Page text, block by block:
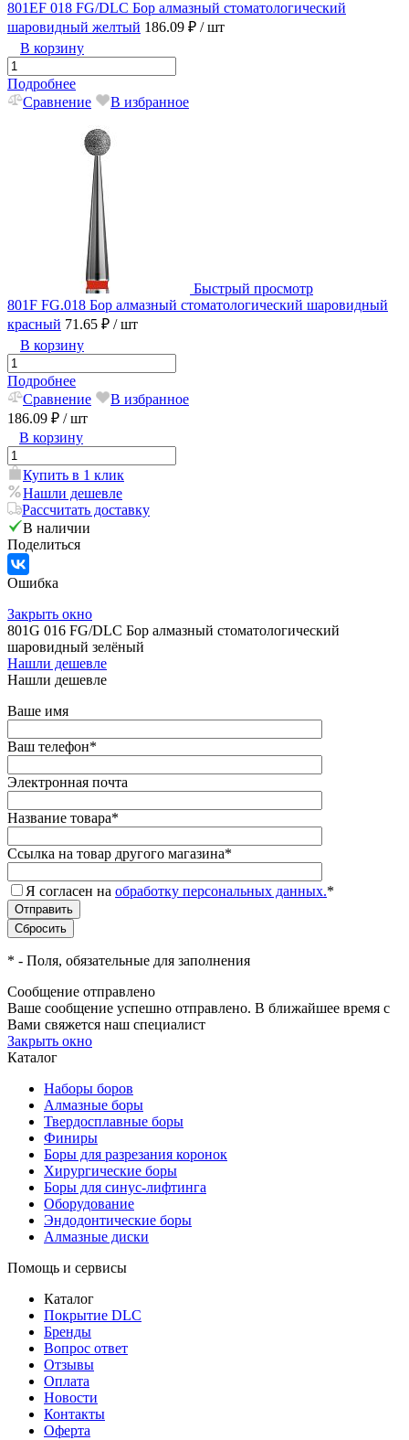
801EF 018 FG/DLC Бор алмазный стоматологический
шаровидный желтый 186.09 ₽ / шт
В корзину
Подробнее
Сравнение
В избранное
Быстрый просмотр
801F FG.018 Бор алмазный стоматологический шаровидный
красный 71.65 ₽ / шт
В корзину
Подробнее
Сравнение
В избранное
186.09 ₽ / шт
В корзину
Купить в 1 клик
Нашли дешевле
Рассчитать доставку
В наличии
Поделиться
Ошибка
Закрыть окно
801G 016 FG/DLC Бор алмазный стоматологический
шаровидный зелёный
Нашли дешевле
Нашли дешевле
Ваше имя
Ваш телефон*
Электронная почта
Название товара*
Ссылка на товар другого магазина*
Я согласен на обработку персональных данных.*
* - Поля, обязательные для заполнения
Сообщение отправлено
Ваше сообщение успешно отправлено. В ближайшее время с
Вами свяжется наш специалист
Закрыть окно
Каталог
Наборы боров
Алмазные боры
Твердосплавные боры
Финиры
Боры для разрезания коронок
Хирургические боры
Боры для синус-лифтинга
Оборудование
Эндодонтические боры
Алмазные диски
Помощь и сервисы
Каталог
Покрытие DLC
Бренды
Вопрос ответ
Отзывы
Оплата
Новости
Контакты
Оферта